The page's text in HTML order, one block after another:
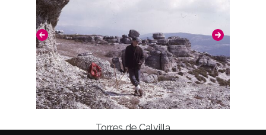
Torres de Calvilla